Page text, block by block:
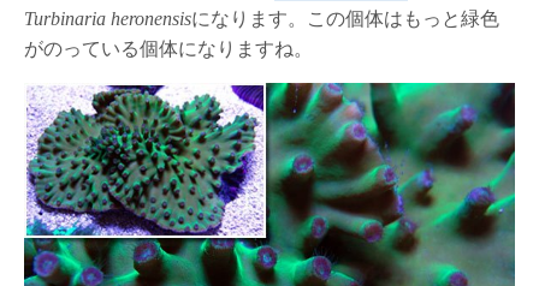
Turbinaria heronensisになります。この個体はもっと緑色
がのっている個体になりますね。